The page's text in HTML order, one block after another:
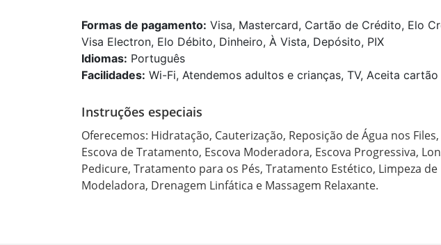
Formas de pagamento: Visa, Mastercard, Cartão de Crédito, Elo
Visa Electron, Elo Débito, Dinheiro, À Vista, Depósito, PIX
Idiomas: Português
Facilidades: Wi-Fi, Atendemos adultos e crianças, TV, Aceita
Instruções especiais
Oferecemos: Hidratação, Cauterização, Reposição de Água nos
Escova de Tratamento, Escova Moderadora, Escova Progressiva,
Pedicure, Tratamento para os Pés, Tratamento Estético, Limpeza de
Modeladora, Drenagem Linfática e Massagem Relaxante.